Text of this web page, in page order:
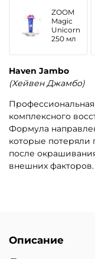
ZOOM
Magic
Unicorn
250 мл
Haven Jambo
(Хейвен Джамбо)
Профессиональная
комплексного
Формула
которые потеряли
после
внешних
Описание